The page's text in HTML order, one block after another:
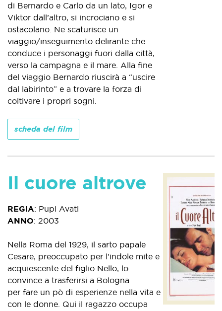
di Bernardo e Carlo da un lato, Igor e
Viktor dall’altro, si incrociano e si
ostacolano. Ne scaturisce un
viaggio/inseguimento delirante che
conduce i personaggi fuori dalla città,
verso la campagna e il mare. Alla fine
del viaggio Bernardo riuscirà a “uscire
dal labirinto” e a trovare la forza di
coltivare i propri sogni.
scheda del film
Il cuore altrove
REGIA: Pupi Avati
ANNO: 2003
Nella Roma del 1929, il sarto papale
Cesare, preoccupato per l'indole mite e
acquiescente del figlio Nello, lo
convince a trasferirsi a Bologna
per fare un pò di esperienze nella vita e
con le donne. Qui il ragazzo occupa